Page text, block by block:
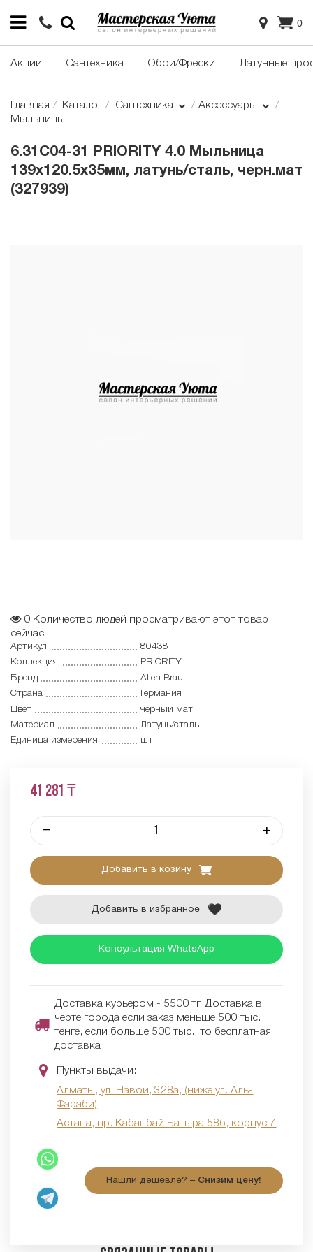
0
Акции Сантехника Обои/Фрески Латунные
Главная Каталог Сантехника
Аксессуары
Мыльницы
6.31С04-31 PRIORITY 4.0 Мыльница
139x120.5x35мм, латунь/сталь, черн.мат
(327939)
0 Количество людей просматривают этот товар
сейчас!
Артикул
80438
Коллекция
PRIORITY
Бренд
Allen Brau
Страна
Германия
Цвет
черный мат
Материал
Латунь/сталь
Единица измерения
шт
41 281 ₸
– +
Добавить в козину
Добавить в избранное
Консультация WhatsApp
Доставка курьером - 5500 тг. Доставка в
черте города если заказ меньше 500 тыс.
тенге, если больше 500 тыс., то бесплатная
доставка
Пункты выдачи:
Алматы, ул. Навои, 328а, (ниже ул. Аль-
Фараби)
Астана, пр. Кабанбай Батыра 58б, корпус 7
Нашли дешевле? – Снизим цену!